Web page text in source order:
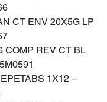
CT ENV 20X5G LP
COMP REV CT BL
1X12 –